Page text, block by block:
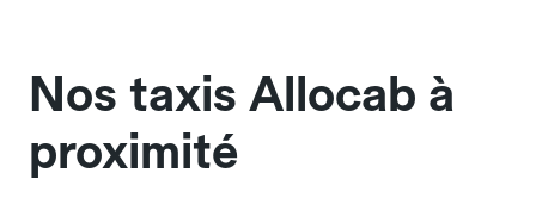
Nos taxis Allocab à
proximité